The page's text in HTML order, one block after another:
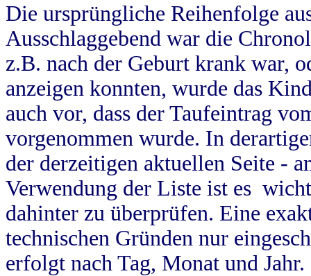
Die ursprüngliche Reihenfolge
Ausschlaggebend war die
z.B. nach der Geburt krank war,
anzeigen konnten, wurde das
auch vor, dass der Taufeintrag
vorgenommen wurde. In
der derzeitigen aktuellen Seite -
Verwendung der Liste ist es
dahinter zu überprüfen. Eine
technischen Gründen nur
erfolgt nach Tag, Monat und Jahr.